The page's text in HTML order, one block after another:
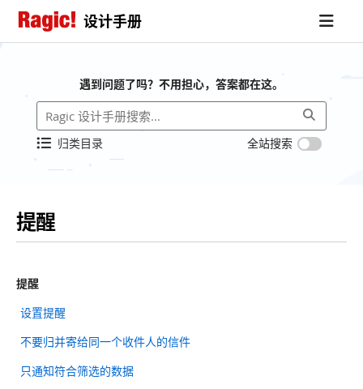
设计手册
遇到问题了吗？不用担心，答案都在这。
归类目录 全站搜索
提醒
提醒
设置提醒
不要归并寄给同一个收件人的信件
只通知符合筛选的数据